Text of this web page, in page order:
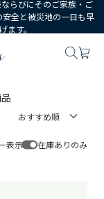
らびにそのご家族・ご
全と被災地の一日も早
ます。
表示 在庫ありのみ